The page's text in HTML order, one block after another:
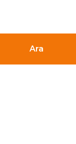
Ara